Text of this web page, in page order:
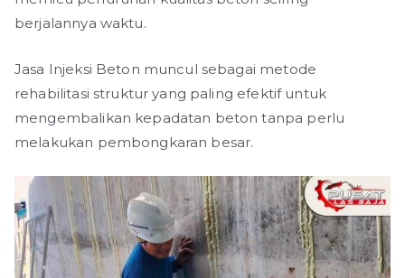
berjalannya waktu.
Jasa Injeksi Beton muncul sebagai metode
rehabilitasi struktur yang paling efektif untuk
mengembalikan kepadatan beton tanpa perlu
melakukan pembongkaran besar.